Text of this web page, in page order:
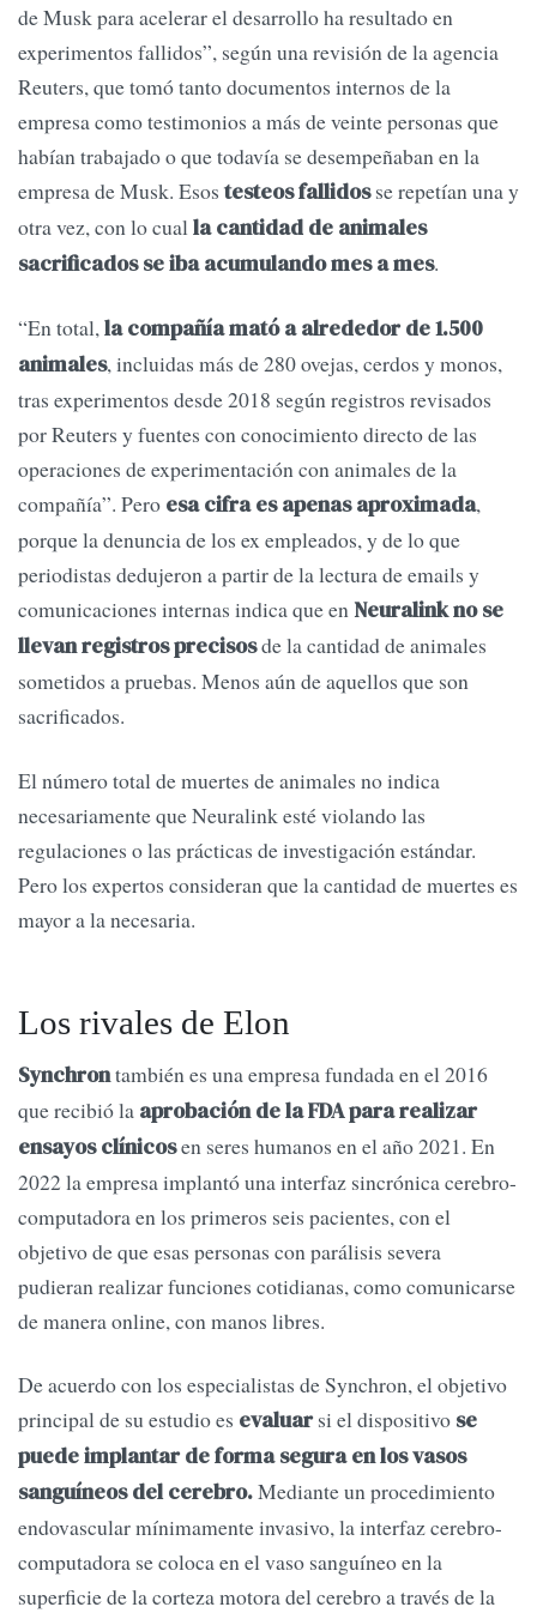
de Musk para acelerar el desarrollo ha resultado en
experimentos fallidos”, según una revisión de la agencia
Reuters, que tomó tanto documentos internos de la
empresa como testimonios a más de veinte personas que
habían trabajado o que todavía se desempeñaban en la
empresa de Musk. Esos testeos fallidosse repetían una y
otra vez, con lo cualla cantidad de animales
sacrificados se iba acumulando mes a mes.
“En total,la compañía mató a alrededor de 1.500
animales, incluidas más de 280 ovejas, cerdos y monos,
tras experimentos desde 2018 según registros revisados
por Reuters y fuentes con conocimiento directo de las
operaciones de experimentación con animales de la
compañía”. Pero esa cifra es apenas aproximada,
porque la denuncia de los ex empleados, y de lo que
periodistas dedujeron a partir de la lectura de emails y
comunicaciones internas indica que enNeuralink no se
llevan registros precisosde la cantidad de animales
sometidos a pruebas. Menos aún de aquellos que son
sacrificados.
El número total de muertes de animales no indica
necesariamente que Neuralink esté violando las
regulaciones o las prácticas de investigación estándar.
Pero los expertos consideran que la cantidad de muertes es
mayor a la necesaria.
Los rivales de Elon
Synchrontambién es una empresa fundada en el 2016
que recibió la aprobación de la FDA para realizar
ensayos clínicosen seres humanos en el año 2021. En
2022 la empresa implantó una interfaz sincrónica cerebro-
computadora en los primeros seis pacientes, con el
objetivo de que esas personas con parálisis severa
pudieran realizar funciones cotidianas, como comunicarse
de manera online, con manos libres.
De acuerdo con los especialistas de Synchron, el objetivo
principal de su estudio es evaluar si el dispositivo se
puede implantar de forma segura en los vasos
sanguíneos del cerebro.Mediante un procedimiento
endovascular mínimamente invasivo, la interfaz cerebro-
computadora se coloca en el vaso sanguíneo en la
superficie de la corteza motora del cerebro a través de la